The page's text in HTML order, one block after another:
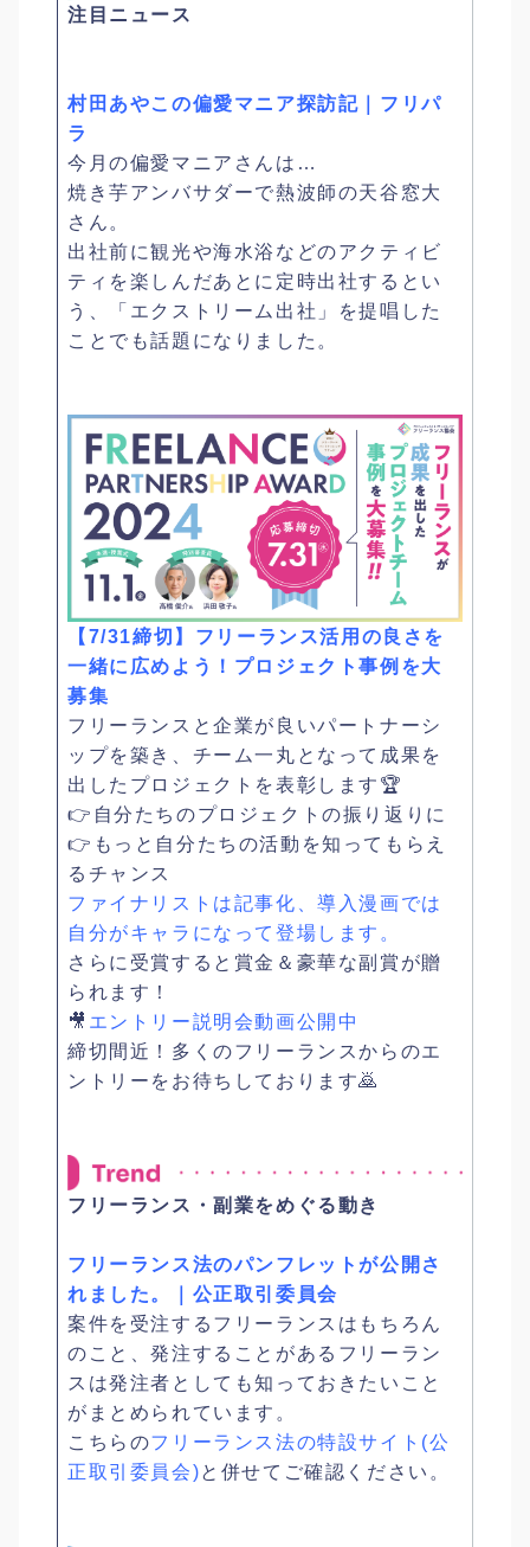
注目ニュース
村田あやこの偏愛マニア探訪記｜フリパ
ラ
今月の偏愛マニアさんは…
焼き芋アンバサダーで熱波師の天谷窓大
さん。
出社前に観光や海水浴などのアクティビ
ティを楽しんだあとに定時出社するとい
う、「エクストリーム出社」を提唱した
ことでも話題になりました。
【7/31締切】フリーランス活用の良さを
一緒に広めよう！プロジェクト事例を大
募集
フリーランスと企業が良いパートナーシ
ップを築き、チーム一丸となって成果を
出したプロジェクトを表彰します🏆
👉自分たちのプロジェクトの振り返りに
👉もっと自分たちの活動を知ってもらえ
るチャンス
ファイナリストは記事化、導入漫画では
自分がキャラになって登場します。
さらに受賞すると賞金＆豪華な副賞が贈
られます！
🎥 エントリー説明会動画公開中
締切間近！多くのフリーランスからのエ
ントリーをお待ちしております🙇
フリーランス・副業をめぐる動き
フリーランス法のパンフレットが公開さ
れました。｜公正取引委員会
案件を受注するフリーランスはもちろん
のこと、発注することがあるフリーラン
スは発注者としても知っておきたいこと
がまとめられています。
こちらのフリーランス法の特設サイト(公
正取引委員会)と併せてご確認ください。